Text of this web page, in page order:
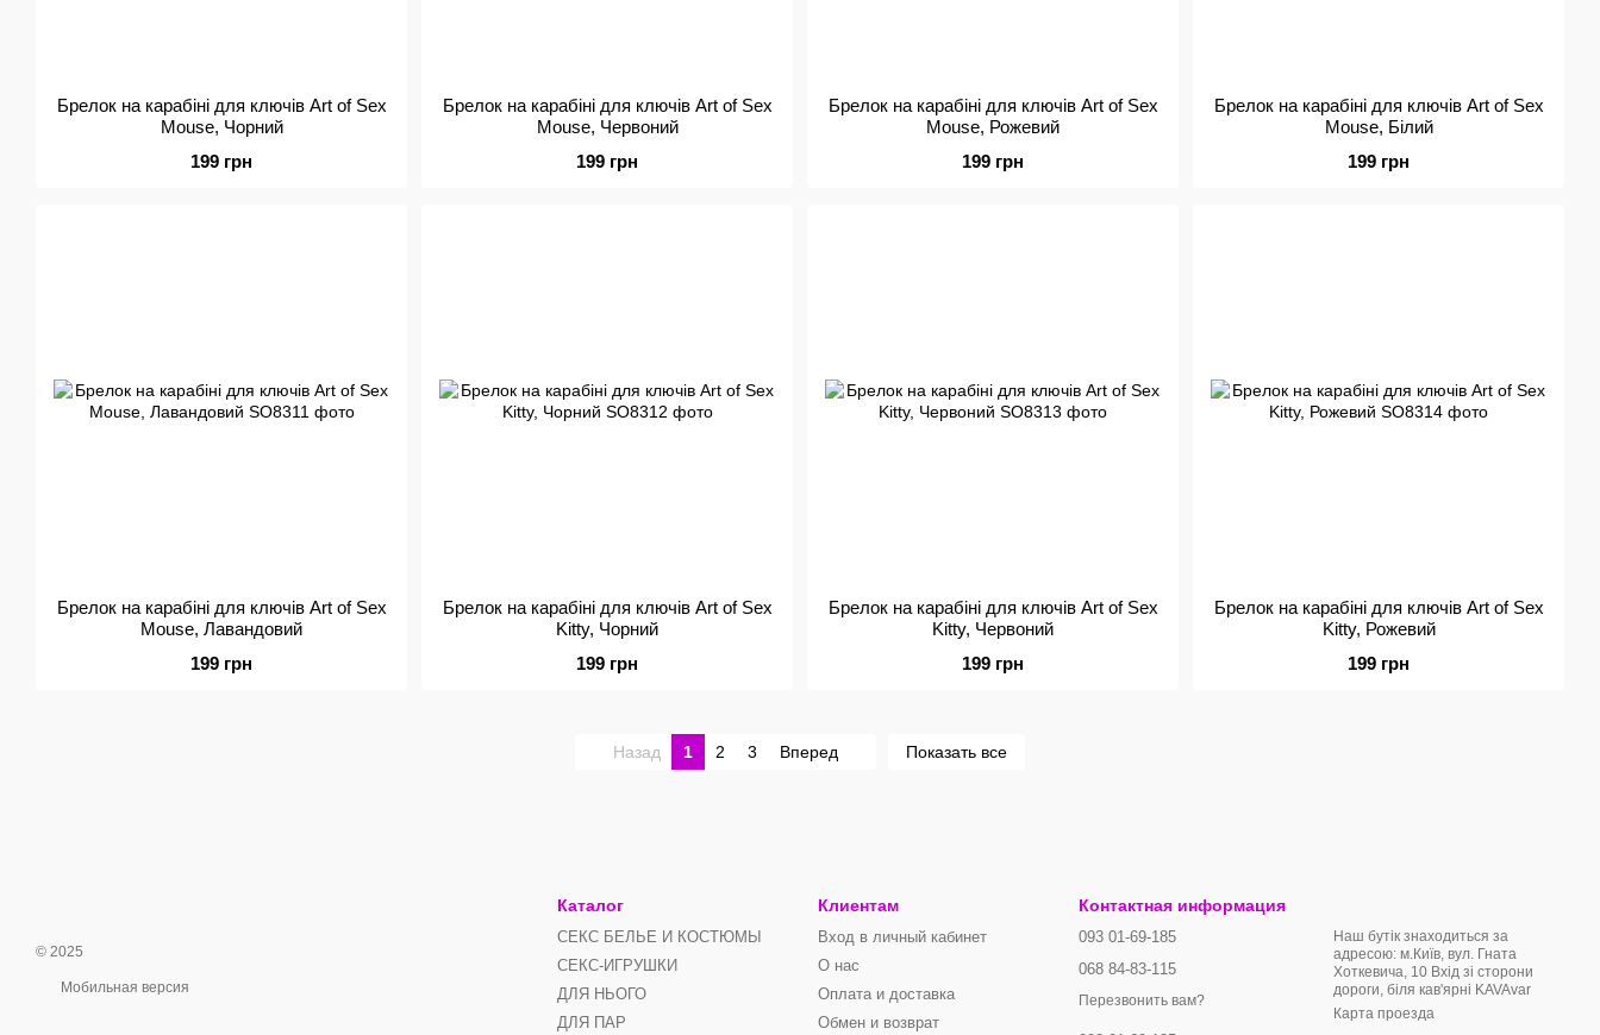
Брелок на карабіні для ключів Art of Sex
Mouse, Чорний
199 грн
Брелок на карабіні для ключів Art of Sex
Mouse, Червоний
199 грн
Брелок на карабіні для ключів Art of Sex
Mouse, Рожевий
199 грн
Брелок на карабіні для ключів Art of Sex
Mouse, Білий
199 грн
Брелок на карабіні для ключів Art of Sex
Mouse, Лавандовий
199 грн
Брелок на карабіні для ключів Art of Sex
Kitty, Чорний
199 грн
Брелок на карабіні для ключів Art of Sex
Kitty, Червоний
199 грн
Брелок на карабіні для ключів Art of Sex
Kitty, Рожевий
199 грн
Назад 1 2 3 Вперед Показать все
© 2025
Мобильная версия
Каталог
СЕКС БЕЛЬЕ И КОСТЮМЫ
СЕКС-ИГРУШКИ
ДЛЯ НЬОГО
ДЛЯ ПАР
Клиентам
Вход в личный кабинет
О нас
Оплата и доставка
Обмен и возврат
Контактная информация
093 01-69-185
068 84-83-115
Перезвонить вам?
Наш бутік знаходиться за
адресою: м.Київ, вул. Гната
Хоткевича, 10 Вхід зі сторони
дороги, біля кав'ярні KAVAvar
Карта проезда